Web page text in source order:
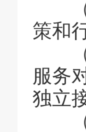
（
策和
（
服务
独立
（